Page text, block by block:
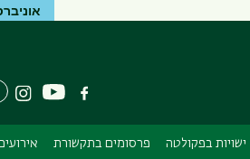
פייסבוקיוטיוב
ישויות בפקולטה פרסומים בתקשורת